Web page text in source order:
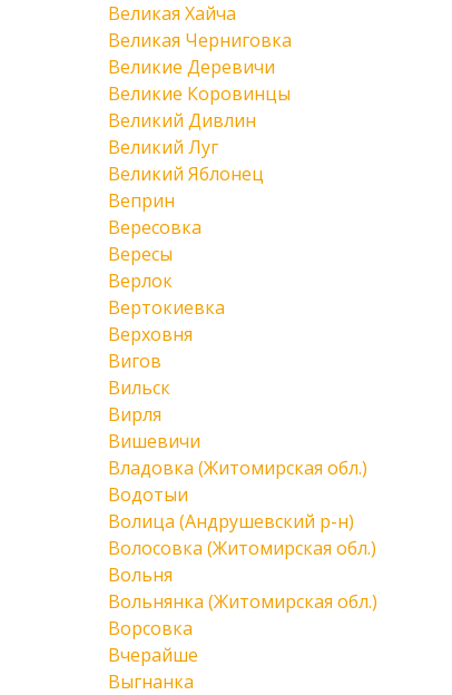
Великая Хайча
Великая Черниговка
Великие Деревичи
Великие Коровинцы
Великий Дивлин
Великий Луг
Великий Яблонец
Веприн
Вересовка
Вересы
Верлок
Вертокиевка
Верховня
Вигов
Вильск
Вирля
Вишевичи
Владовка (Житомирская обл.)
Водотыи
Волица (Андрушевский р-н)
Волосовка (Житомирская обл.)
Вольня
Вольнянка (Житомирская обл.)
Ворсовка
Вчерайше
Выгнанка